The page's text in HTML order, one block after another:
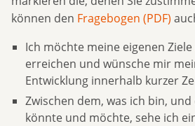
können den Fragebogen (PDF)
Ich möchte meine eigenen
erreichen und wünsche mir
Entwicklung innerhalb kurzer
Zwischen dem, was ich bin,
könnte und möchte, sehe ich